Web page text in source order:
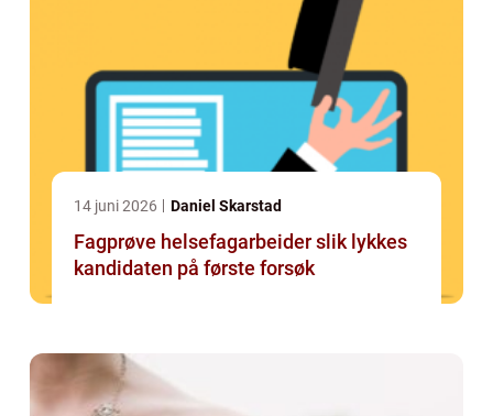
14 juni 2026 Daniel Skarstad
Fagprøve helsefagarbeider slik lykkes
kandidaten på første forsøk